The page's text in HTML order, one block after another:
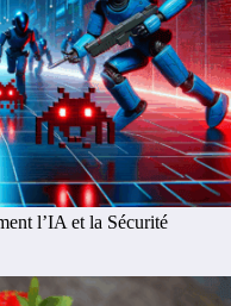
l’IA et la Sécurité